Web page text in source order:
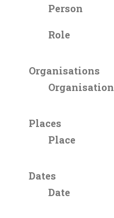
Person
Role
Organisations
Organisation
Places
Place
Dates
Date